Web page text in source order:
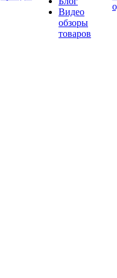
Видео
обзоры
товаров